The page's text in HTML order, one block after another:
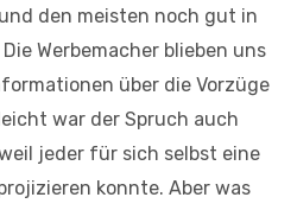
den meisten noch gut in
Werbemacher blieben uns
über die Vorzüge
war der Spruch auch
jeder für sich selbst eine
konnte. Aber was